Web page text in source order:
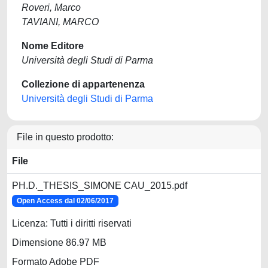
Roveri, Marco
TAVIANI, MARCO
Nome Editore
Università degli Studi di Parma
Collezione di appartenenza
Università degli Studi di Parma
File in questo prodotto:
File
PH.D._THESIS_SIMONE CAU_2015.pdf
Open Access dal 02/06/2017
Licenza: Tutti i diritti riservati
Dimensione 86.97 MB
Formato Adobe PDF